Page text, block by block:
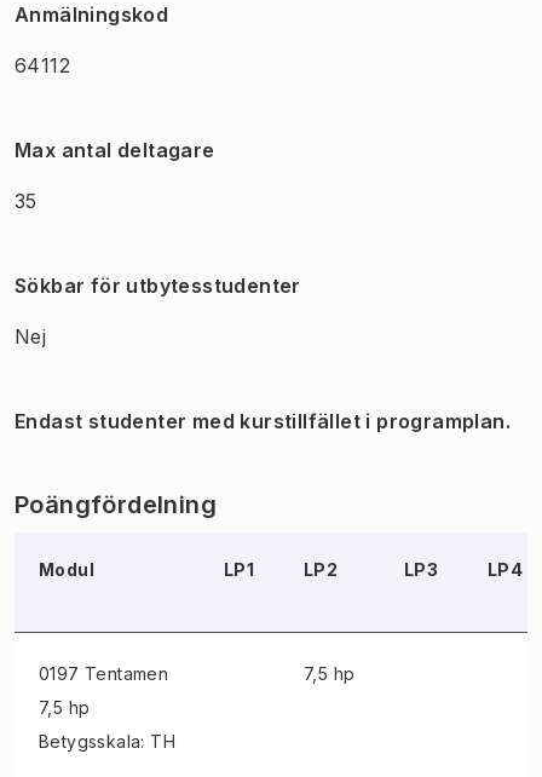
Anmälningskod
64112
Max antal deltagare
35
Sökbar för utbytesstudenter
Nej
Endast studenter med kurstillfället i programplan.
Poängfördelning
Modul LP1 LP2 LP3 LP4
0197 Tentamen
7,5 hp
Betygsskala: TH
7,5 hp